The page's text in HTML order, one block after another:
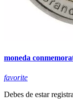
moneda
favorite
Debes de estar